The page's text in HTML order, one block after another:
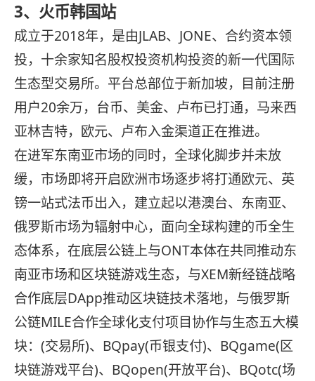
3、火币韩国站
成立于2018年，是由JLAB、JONE、合约资本领
投，十余家知名股权投资机构投资的新一代国际
生态型交易所。平台总部位于新加坡，目前注册
用户20余万，台币、美金、卢布已打通，马来西
亚林吉特，欧元、卢布入金渠道正在推进。
在进军东南亚市场的同时，全球化脚步并未放
缓，市场即将开启欧洲市场逐步将打通欧元、英
镑一站式法币出入，建立起以港澳台、东南亚、
俄罗斯市场为辐射中心，面向全球构建的币全生
态体系，在底层公链上与ONT本体在共同推动东
南亚市场和区块链游戏生态，与XEM新经链战略
合作底层DApp推动区块链技术落地，与俄罗斯
公链MILE合作全球化支付项目协作与生态五大模
块：(交易所)、BQpay(币银支付)、BQgame(区
块链游戏平台)、BQopen(开放平台)、BQotc(场